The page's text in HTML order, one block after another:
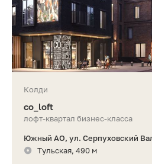
Колди
co_loft
лофт-квартал бизнес-класса
Южный АО, ул. Серпуховский
Тульская, 490 м